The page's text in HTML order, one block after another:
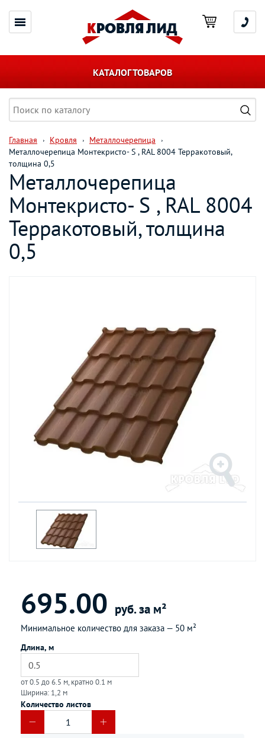
КАТАЛОГ ТОВАРОВ
Главная Кровля
Металлочерепица
Металлочерепица Монтекристо- S , RAL 8004 Терракотовый,
толщина 0,5
Металлочерепица
Монтекристо- S , RAL 8004
Терракотовый, толщина
0,5
695.00 руб. за м²
Минимальное количество для заказа — 50 м²
Длина, м
от 0.5 до 6.5 м, кратно 0.1 м
Ширина: 1,2 м
Количество листов